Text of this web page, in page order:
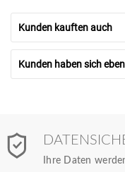
Kunden kauften auch
Kunden haben sich
Ihre Daten